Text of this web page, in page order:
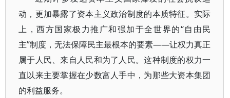
动，更加暴露了资本主义政治制度的本质特征。实际
上，西方国家极力推广和强加于全世界的“自由民
主”制度，无法保障民主最根本的要素——让权力真正
属于人民、来自人民和为了人民。这种制度的权力一
直以来主要掌握在少数富人手中，为那些大资本集团
的利益服务。